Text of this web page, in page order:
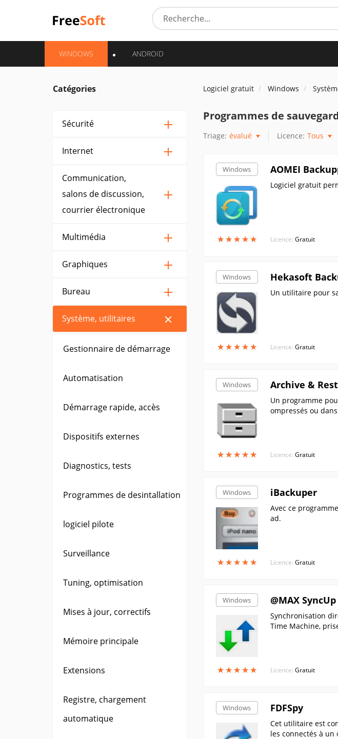
WINDOWS ANDROID
Catégories
Sécurité
Internet
Communication,
salons de discussion,
courrier électronique
Multimédia
Graphiques
Bureau
Système, utilitaires
Gestionnaire de démarrage
Automatisation
Démarrage rapide, accès
Dispositifs externes
Diagnostics, tests
Programmes de desintallation
logiciel pilote
Surveillance
Tuning, optimisation
Mises à jour, correctifs
Mémoire principale
Extensions
Registre, chargement
automatique
Logiciel gratuit Windows
Programmes de
Triage: évalué Licence: Tous
Windows
★★★★★
★★★★★
AOMEI
Logiciel gratuit
Licence: Gratuit
Windows
★★★★★
★★★★★
Hekasoft
Un utilitaire pour
Licence: Gratuit
Windows
★★★★★
★★★★★
Archive &
Un programme
ompressés ou
Licence: Gratuit
Windows
★★★★★
★★★★★
iBackuper
Avec ce
ad.
Licence: Gratuit
Windows
★★★★★
★★★★★
@MAX SyncUp
Synchronisation
Time Machine,
Licence: Gratuit
Windows FDFSpy
Cet utilitaire est
les connectés à